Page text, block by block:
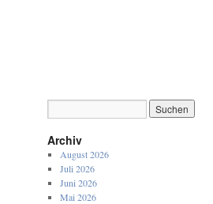
Archiv
August 2026
Juli 2026
Juni 2026
Mai 2026